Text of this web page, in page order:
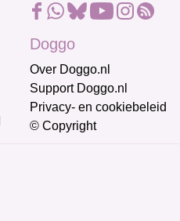
Doggo
Over Doggo.nl
Support Doggo.nl
Privacy- en cookiebeleid
© Copyright